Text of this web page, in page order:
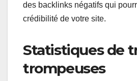
des backlinks négatifs qui
crédibilité de votre site.
Statistiques de
trompeuses